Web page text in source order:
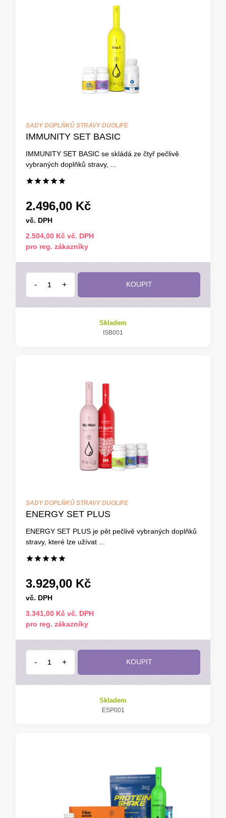
SADY DOPLŇKŮ STRAVY DUOLIFE
IMMUNITY SET BASIC
IMMUNITY SET BASIC se skládá ze čtyř pečlivě
vybraných doplňků stravy, ...
2.496,00 Kč
vč. DPH
2.504,00 Kč vč. DPH
pro reg. zákazníky
- + KOUPIT
Skladem
ISB001
SADY DOPLŇKŮ STRAVY DUOLIFE
ENERGY SET PLUS
ENERGY SET PLUS je pět pečlivě vybraných doplňků
stravy, které lze užívat ...
3.929,00 Kč
vč. DPH
3.341,00 Kč vč. DPH
pro reg. zákazníky
- + KOUPIT
Skladem
ESP001